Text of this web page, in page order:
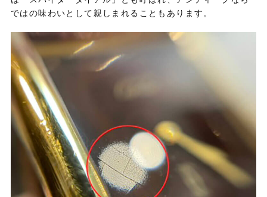
ではの味わいとして親しまれることもあります。